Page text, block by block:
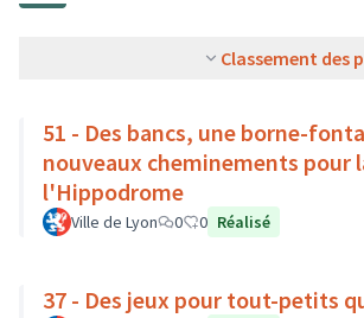
Classement des
51 - Des bancs, une borne-
nouveaux cheminements pour
l'Hippodrome
Ville de Lyon 0 0 Réalisé
37 - Des jeux pour tout-petits